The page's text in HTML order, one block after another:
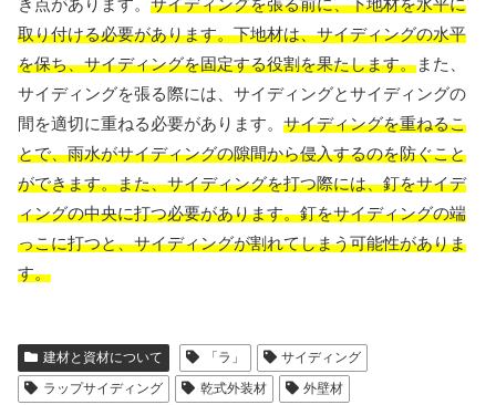
取り付ける必要があります。下地材は、サイディングの水平
を保ち、サイディングを固定する役割を果たします。また、
サイディングを張る際には、サイディングとサイディングの
間を適切に重ねる必要があります。 サイディングを重ねるこ
とで、雨水がサイディングの隙間から侵入するのを防ぐこと
ができます。また、サイディングを打つ際には、釘をサイデ
ィングの中央に打つ必要があります。釘をサイディングの端
っこに打つと、サイディングが割れてしまう可能性がありま
す。
建材と資材について 「ラ」
サイディング
ラップサイディング
乾式外装材
外壁材